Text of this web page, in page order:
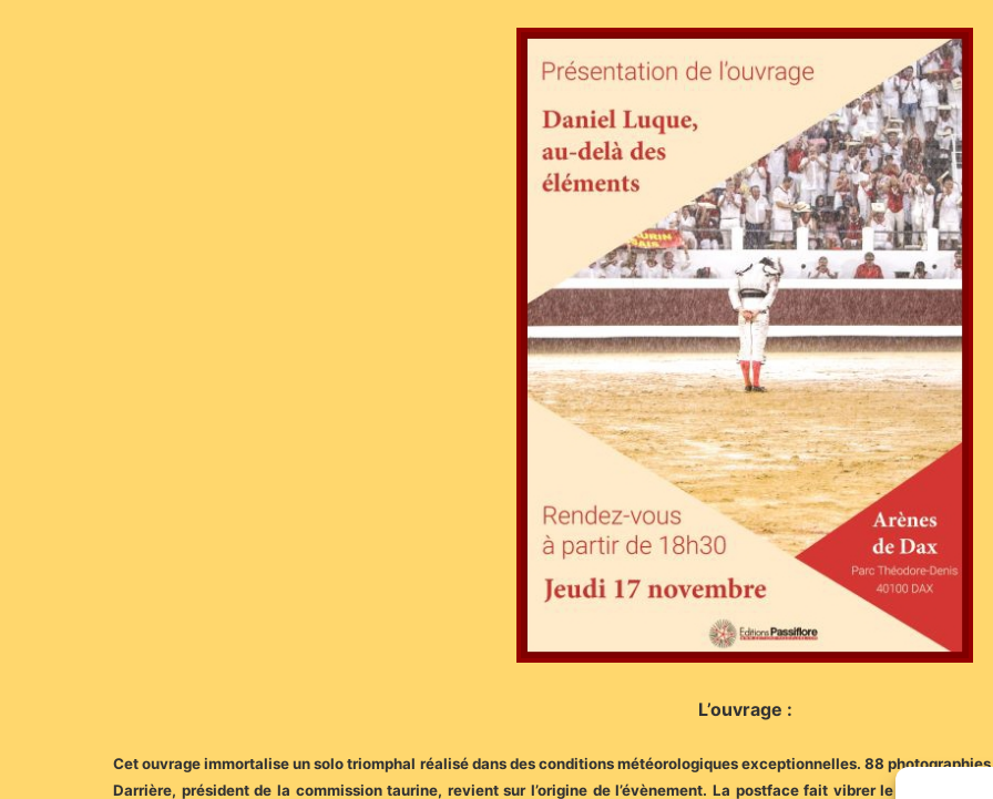
L’ouvrage :
Cet ouvrage immortalise un solo triomphal réalisé dans des conditions météorologiques exceptionnelles. 88
Darrière, président de la commissiontaurine, revient sur l’origine de l’évènement. La postface fait vibrer le lecteur qui